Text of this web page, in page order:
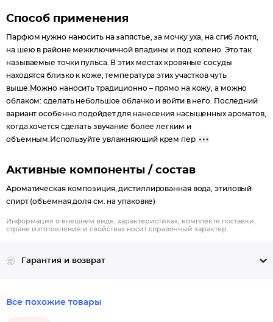
Способ применения
Парфюм нужно наносить на запястье, за мочку уха, на сгиб локтя,
на шею в районе межключичной впадины и под колено. Это так
называемые точки пульса. В этих местах кровяные сосуды
находятся близко к коже, температура этих участков чуть
выше.Можно наносить традиционно – прямо на кожу, а можно
облаком: сделать небольшое облачко и войти в него. Последний
вариант особенно подойдет для нанесения насыщенных ароматов,
когда хочется сделать звучание более легким и
объемным.Используйте увлажняющий крем пер
Активные компоненты / состав
Ароматическая композиция, дистиллированная вода, этиловый
спирт (объемная доля см. на упаковке)
Информация о внешнем виде, характеристиках, комплекте поставки,
стране изготовления и свойствах носит справочный характер.
Гарантия и возврат
Все похожие товары